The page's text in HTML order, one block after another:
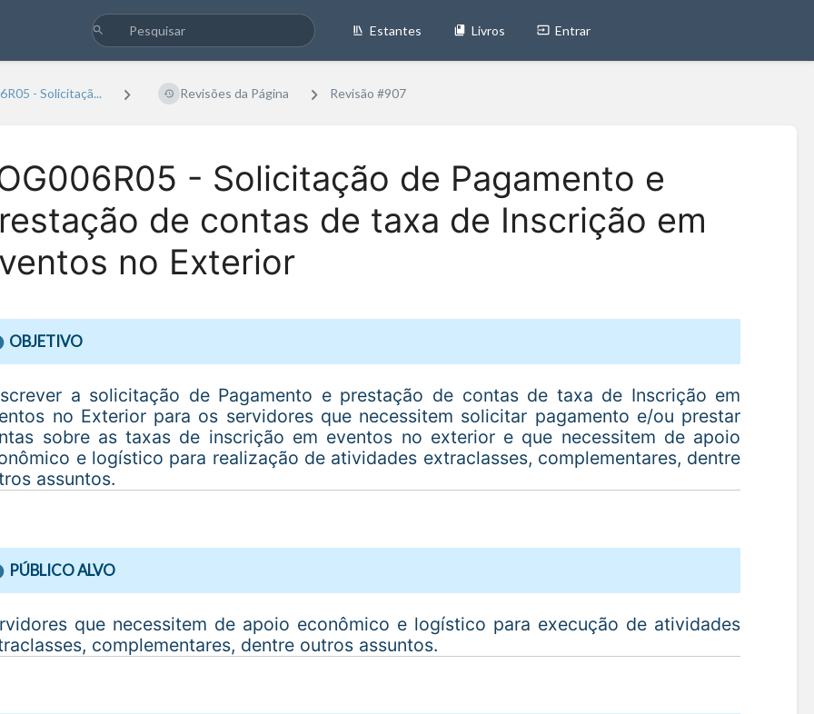
Estantes Livros Entrar
- Solicitaçã... Revisões da Página Revisão #907
- Solicitação de Pagamento e
de contas de taxa de Inscrição em
no Exterior
OBJETIVO
a solicitação de Pagamento e prestação de contas de taxa de Inscrição em
no Exterior para os servidores que necessitem solicitar pagamento e/ou prestar
sobre as taxas de inscrição em eventos no exterior e que necessitem de apoio
e logístico para realização de atividades extraclasses, complementares, dentre
assuntos.
PÚBLICO ALVO
que necessitem de apoio econômico e logístico para execução de atividades
complementares, dentre outros assuntos.